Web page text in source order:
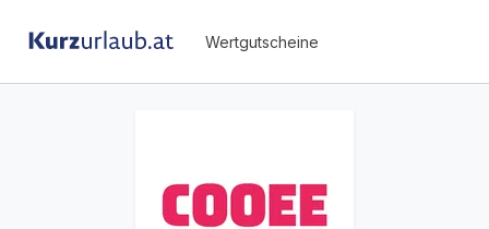
Wertgutscheine